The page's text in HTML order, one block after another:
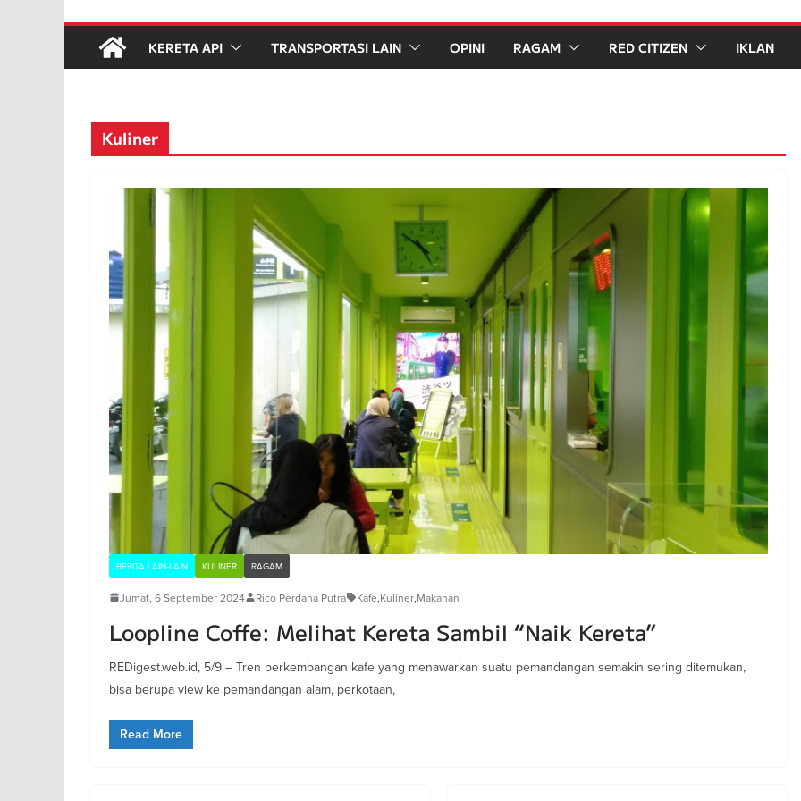
KERETA API TRANSPORTASI LAIN OPINI RAGAM RED CITIZEN IKLAN
Kuliner
BERITA LAIN-LAIN KULINER RAGAM
Jumat, 6 September 2024 Rico Perdana Putra Kafe,Kuliner,Makanan
Loopline Coffe: Melihat Kereta Sambil “Naik Kereta”
REDigest.web.id, 5/9 – Tren perkembangan kafe yang menawarkan suatu pemandangan semakin sering ditemukan,
bisa berupa view ke pemandangan alam, perkotaan,
Read More